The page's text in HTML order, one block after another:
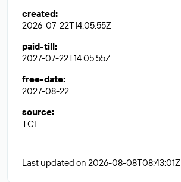
created:
2026-07-22T14:05:55Z
paid-till:
2027-07-22T14:05:55Z
free-date:
2027-08-22
source:
TCI
Last updated on 2026-08-08T08:43:01Z